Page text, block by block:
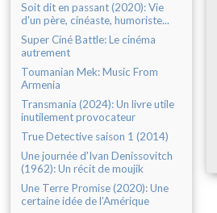
Soit dit en passant (2020): Vie
d'un père, cinéaste, humoriste...
Super Ciné Battle: Le cinéma
autrement
Toumanian Mek: Music From
Armenia
Transmania (2024): Un livre utile
inutilement provocateur
True Detective saison 1 (2014)
Une journée d'Ivan Denissovitch
(1962): Un récit de moujik
Une Terre Promise (2020): Une
certaine idée de l’Amérique